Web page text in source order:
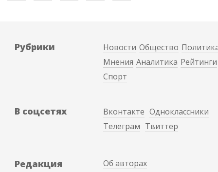
Рубрики Новости Общество
Мнения Аналитика Рейтинги
Спорт
В соцсетях Вконтакте Одноклассники
Телеграм Твиттер
Редакция Об авторах